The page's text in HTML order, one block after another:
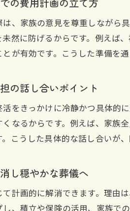
終活
終活
終活
、家族の意見を尊重しながら
然に防げるからです。例えば
が有効です。こうした準備を
の話し合いポイント
をきっかけに冷静かつ具体的
なるからです。例えば、家族
こうした具体的な話し合いが
し穏やかな葬儀へ
計画的に解消できます。理由
、積立や保険の活用、家族で